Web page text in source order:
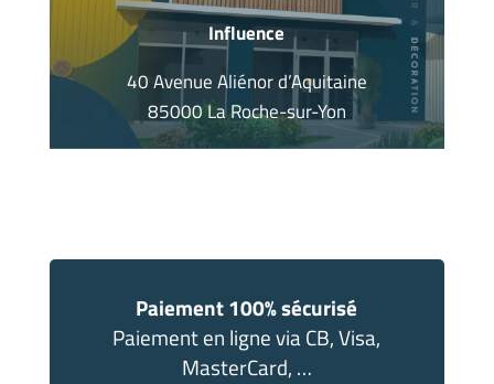
Influence
40 Avenue Aliénor d’Aquitaine
85000 La Roche-sur-Yon
Paiement 100% sécurisé
Paiement en ligne via CB, Visa,
MasterCard, …